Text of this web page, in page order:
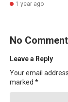
1 year ago
No
Leave a Reply
Your email
marked *